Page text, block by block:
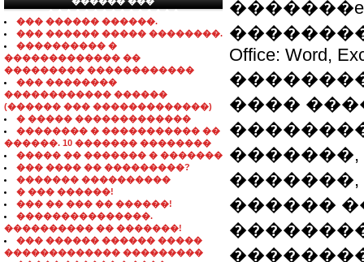
���������������
��� ������ ������.
��� ������ ����� ��������.
���������� �
������������� ��
��������� ������������
��� ��������
������������ ������
(������ ��� �������������)
� ����� �������������
�������� � ����������� ��
������. 10 ������� ��������
����� �� ������� � �������
��� ���� �� ���������?
������� ����������
� ��� ������!
��� �� ��� �� ������!
���������������.
���������� �� �������!
��� ������ ������ �����
������������� ���������
Office: Word,
����
�������,
������